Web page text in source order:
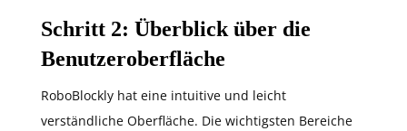
Schritt 2: Überblick über die
Benutzeroberfläche
RoboBlockly hat eine intuitive und leicht
verständliche Oberfläche. Die wichtigsten Bereiche